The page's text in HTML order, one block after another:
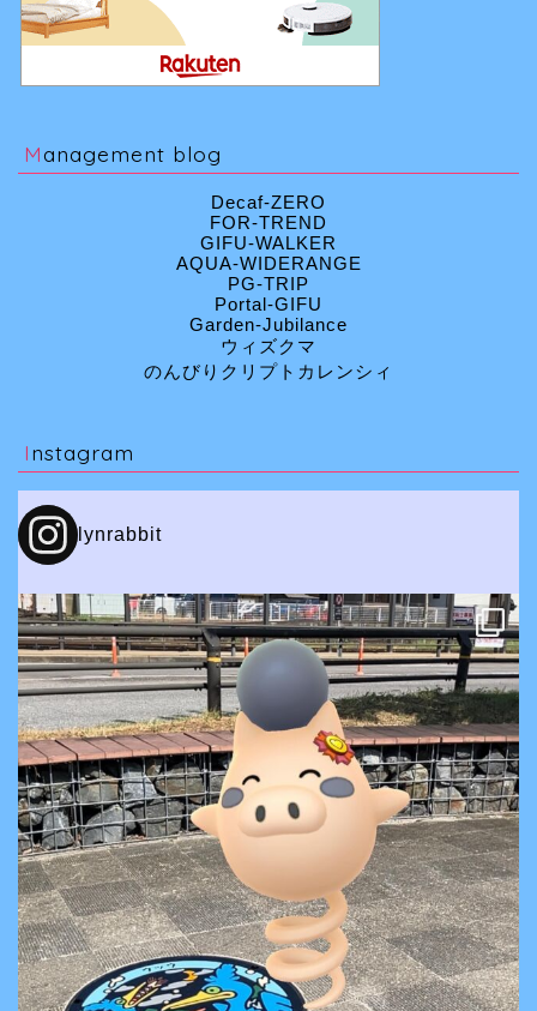
Management blog
Decaf-ZERO
FOR-TREND
GIFU-WALKER
AQUA-WIDERANGE
PG-TRIP
Portal-GIFU
Garden-Jubilance
ウィズクマ
のんびりクリプトカレンシィ
Instagram
lynrabbit